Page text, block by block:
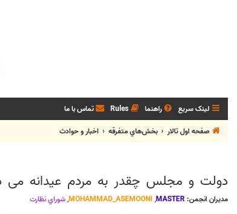
لینک سریع راهنما Rules تماس با ما
صفحه اول تالار
بخش‌‌هاي متفرقه اخبار و حوادث
دولت و مجلس چقدر به مردم عیدانه می
مدیران انجمن: MASTER
,
MOHAMMAD_ASEMOONI
,شوراي نظارت